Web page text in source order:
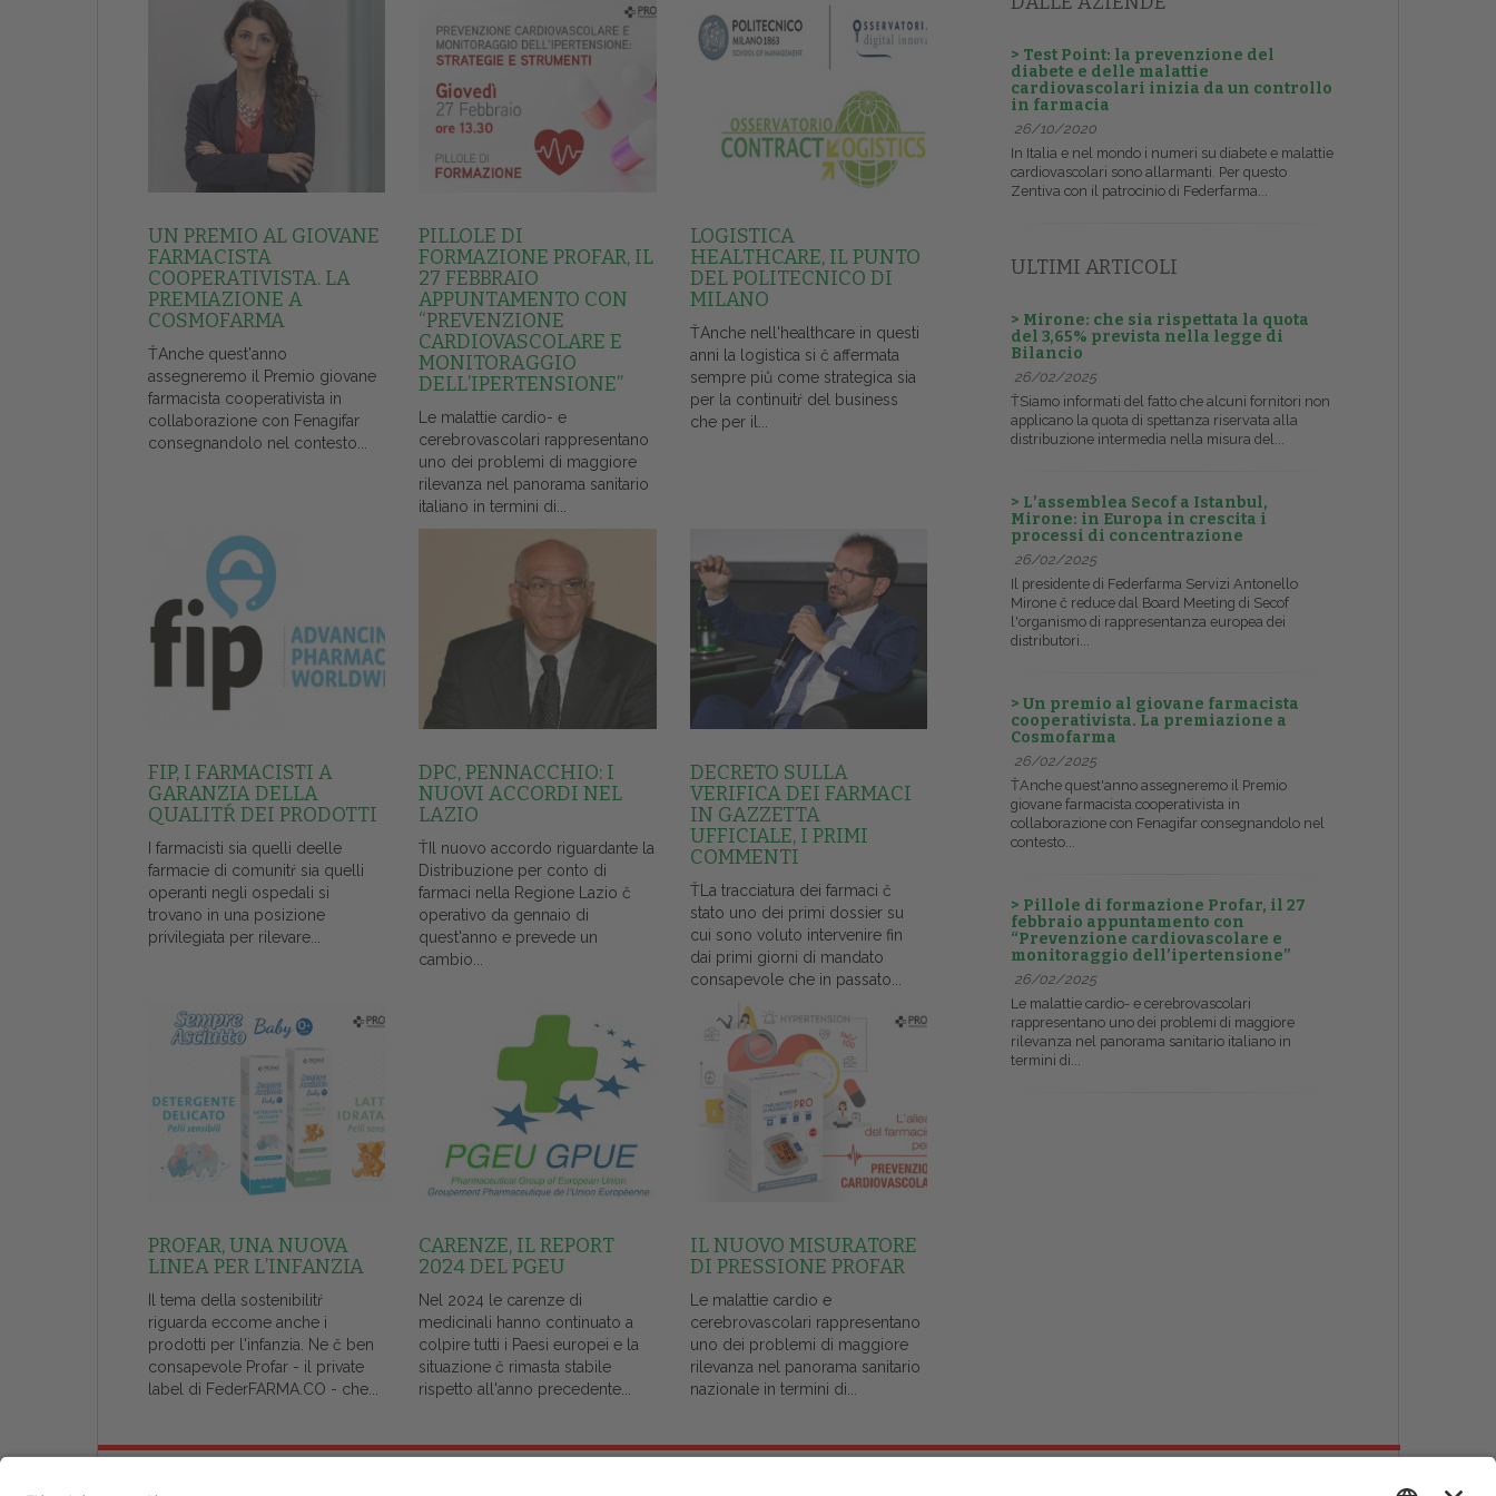
UN PREMIO AL GIOVANE
FARMACISTA
COOPERATIVISTA. LA
PREMIAZIONE A
COSMOFARMA
ŤAnche quest'anno
assegneremo il Premio giovane
farmacista cooperativista in
collaborazione con Fenagifar
consegnandolo nel contesto...
PILLOLE DI
FORMAZIONE PROFAR, IL
27 FEBBRAIO
APPUNTAMENTO CON
“PREVENZIONE
CARDIOVASCOLARE E
MONITORAGGIO
DELL’IPERTENSIONE”
Le malattie cardio- e
cerebrovascolari rappresentano
uno dei problemi di maggiore
rilevanza nel panorama sanitario
italiano in termini di...
LOGISTICA
HEALTHCARE, IL PUNTO
DEL POLITECNICO DI
MILANO
ŤAnche nell'healthcare in questi
anni la logistica si č affermata
sempre piů come strategica sia
per la continuitŕ del business
che per il...
FIP, I FARMACISTI A
GARANZIA DELLA
QUALITŔ DEI PRODOTTI
I farmacisti sia quelli deelle
farmacie di comunitŕ sia quelli
operanti negli ospedali si
trovano in una posizione
privilegiata per rilevare...
DPC, PENNACCHIO: I
NUOVI ACCORDI NEL
LAZIO
ŤIl nuovo accordo riguardante la
Distribuzione per conto di
farmaci nella Regione Lazio č
operativo da gennaio di
quest'anno e prevede un
cambio...
DECRETO SULLA
VERIFICA DEI FARMACI
IN GAZZETTA
UFFICIALE, I PRIMI
COMMENTI
ŤLa tracciatura dei farmaci č
stato uno dei primi dossier su
cui sono voluto intervenire fin
dai primi giorni di mandato
consapevole che in passato...
PROFAR, UNA NUOVA
LINEA PER L’INFANZIA
Il tema della sostenibilitŕ
riguarda eccome anche i
prodotti per l'infanzia. Ne č ben
consapevole Profar - il private
label di FederFARMA.CO - che...
CARENZE, IL REPORT
2024 DEL PGEU
Nel 2024 le carenze di
medicinali hanno continuato a
colpire tutti i Paesi europei e la
situazione č rimasta stabile
rispetto all'anno precedente...
IL NUOVO MISURATORE
DI PRESSIONE PROFAR
Le malattie cardio e
cerebrovascolari rappresentano
uno dei problemi di maggiore
rilevanza nel panorama sanitario
nazionale in termini di...
> Test Point: la prevenzione del
diabete e delle malattie
cardiovascolari inizia da un controllo
in farmacia
26/10/2020
In Italia e nel mondo i numeri su diabete e malattie
cardiovascolari sono allarmanti. Per questo
Zentiva con il patrocinio di Federfarma...
ULTIMI ARTICOLI
> Mirone: che sia rispettata la quota
del 3,65% prevista nella legge di
Bilancio
26/02/2025
ŤSiamo informati del fatto che alcuni fornitori non
applicano la quota di spettanza riservata alla
distribuzione intermedia nella misura del...
> L’assemblea Secof a Istanbul,
Mirone: in Europa in crescita i
processi di concentrazione
26/02/2025
Il presidente di Federfarma Servizi Antonello
Mirone č reduce dal Board Meeting di Secof
l'organismo di rappresentanza europea dei
distributori...
> Un premio al giovane farmacista
cooperativista. La premiazione a
Cosmofarma
26/02/2025
ŤAnche quest'anno assegneremo il Premio
giovane farmacista cooperativista in
collaborazione con Fenagifar consegnandolo nel
contesto...
> Pillole di formazione Profar, il 27
febbraio appuntamento con
“Prevenzione cardiovascolare e
monitoraggio dell’ipertensione”
26/02/2025
Le malattie cardio- e cerebrovascolari
rappresentano uno dei problemi di maggiore
rilevanza nel panorama sanitario italiano in
termini di...